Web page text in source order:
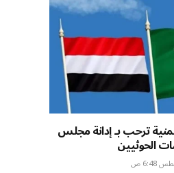
ترحب بـ إدانة مجلس
الحوثيين